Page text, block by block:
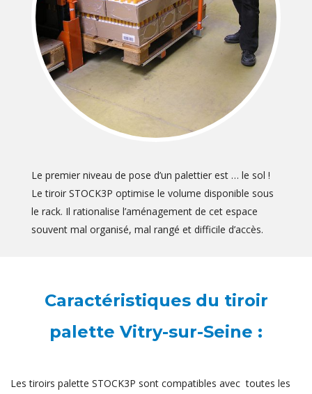
Le premier niveau de pose d’un palettier est … le sol !
Le tiroir STOCK3P optimise le volume disponible sous
le rack. Il rationalise l’aménagement de cet espace
souvent mal organisé, mal rangé et difficile d’accès.
Caractéristiques du tiroir
palette Vitry-sur-Seine :
Les tiroirs palette STOCK3P sont compatibles avec toutes les